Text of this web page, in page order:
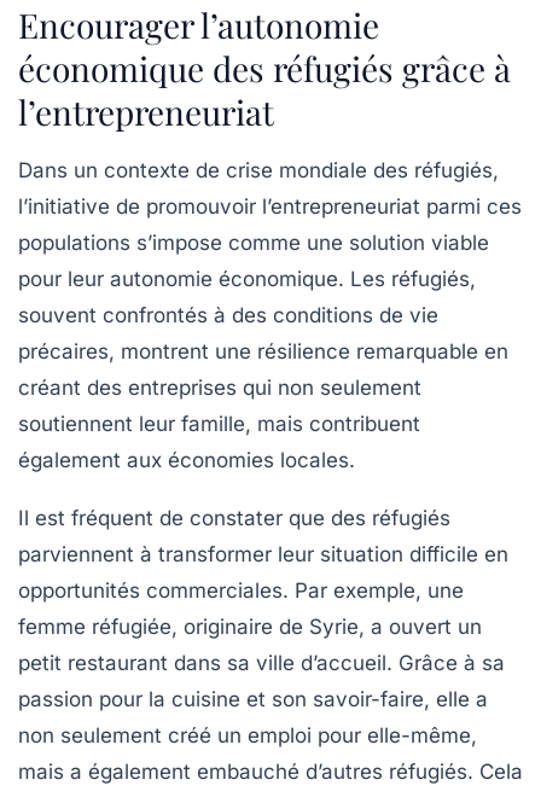
Encourager l’autonomie
économique des réfugiés grâce à
l’entrepreneuriat
Dans un contexte de crise mondiale des réfugiés,
l’initiative de promouvoir l’entrepreneuriat parmi ces
populations s’impose comme une solution viable
pour leur autonomie économique. Les réfugiés,
souvent confrontés à des conditions de vie
précaires, montrent une résilience remarquable en
créant des entreprises qui non seulement
soutiennent leur famille, mais contribuent
également aux économies locales.
Il est fréquent de constater que des réfugiés
parviennent à transformer leur situation difficile en
opportunités commerciales. Par exemple, une
femme réfugiée, originaire de Syrie, a ouvert un
petit restaurant dans sa ville d’accueil. Grâce à sa
passion pour la cuisine et son savoir-faire, elle a
non seulement créé un emploi pour elle-même,
mais a également embauché d’autres réfugiés. Cela